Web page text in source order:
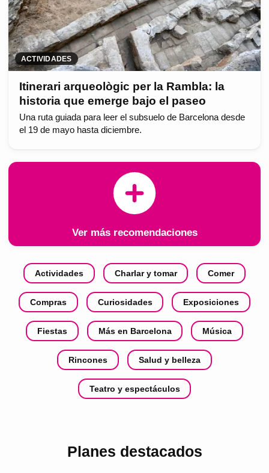
ACTIVIDADES
Itinerari arqueològic per la Rambla: la
historia que emerge bajo el paseo
Una ruta guiada para leer el subsuelo de Barcelona desde
el 19 de mayo hasta diciembre.
Ver más recomendaciones
Actividades Charlar y tomar Comer
Compras Curiosidades Exposiciones
Fiestas Más en Barcelona Música
Rincones Salud y belleza
Teatro y espectáculos
Planes destacados